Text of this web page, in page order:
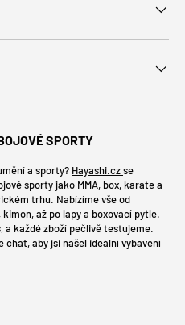
SPORTY
a sporty? Hayashi.czse
sporty jako MMA, box, karate a
trhu. Nabízíme vše od
až po lapy a boxovací pytle.
každé zboží pečlivě testujeme.
chat, aby jsi našel ideální vybavení